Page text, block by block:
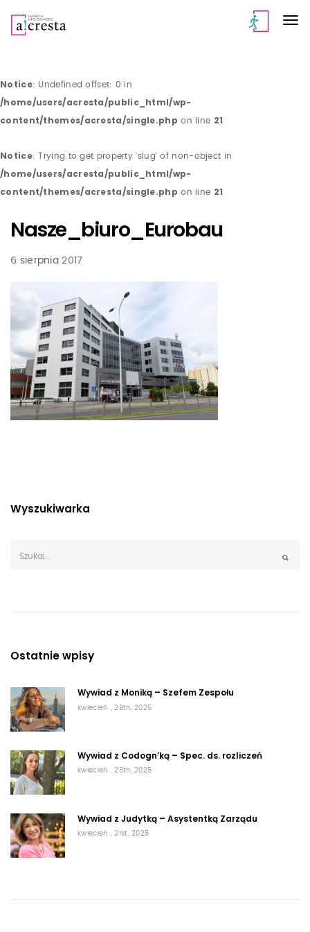
Notice: Undefined offset: 0 in
/home/users/acresta/public_html/wp-
content/themes/acresta/single.php on line 21
Notice: Trying to get property 'slug' of non-object in
/home/users/acresta/public_html/wp-
content/themes/acresta/single.php on line 21
Nasze_biuro_Eurobau
6 sierpnia 2017
Wyszukiwarka
Ostatnie wpisy
Wywiad z Moniką – Szefem Zespołu
kwiecień , 28th, 2025
Wywiad z Codogn’ką – Spec. ds. rozliczeń
kwiecień , 25th, 2025
Wywiad z Judytką – Asystentką Zarządu
kwiecień , 21st, 2025